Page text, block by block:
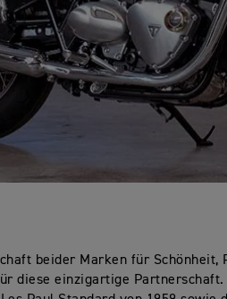
beider Marken für Schönheit,
diese einzigartige